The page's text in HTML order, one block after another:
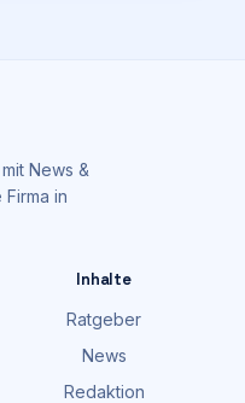
News &
in
Inhalte
Ratgeber
News
Redaktion